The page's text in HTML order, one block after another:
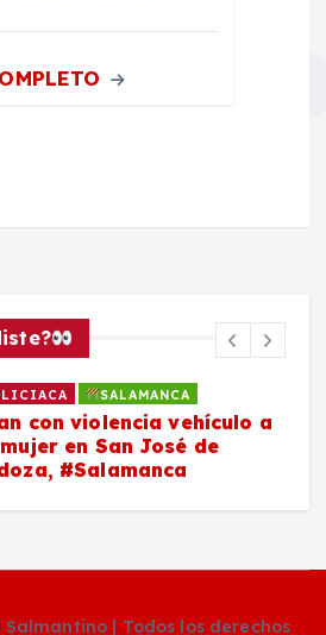
SALAMANCA
con violencia vehículo a
en San José de
#Salamanca
| Todos los derechos